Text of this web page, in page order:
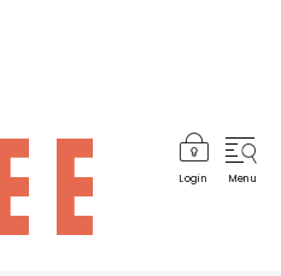
Login Menu